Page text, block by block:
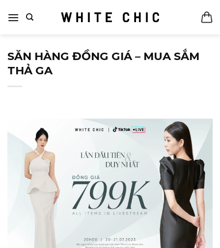
qua
SĂN HÀNG ĐỒNG GIÁ – MUA SẮM
THẢ GA